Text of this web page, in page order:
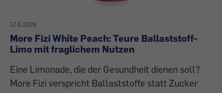
17.6.2026
More Fizi White Peach: Teure Ballaststoff-
Limo mit fraglichem Nutzen
Eine Limonade, die der Gesundheit dienen soll?
More Fizi verspricht Ballaststoffe statt Zucker